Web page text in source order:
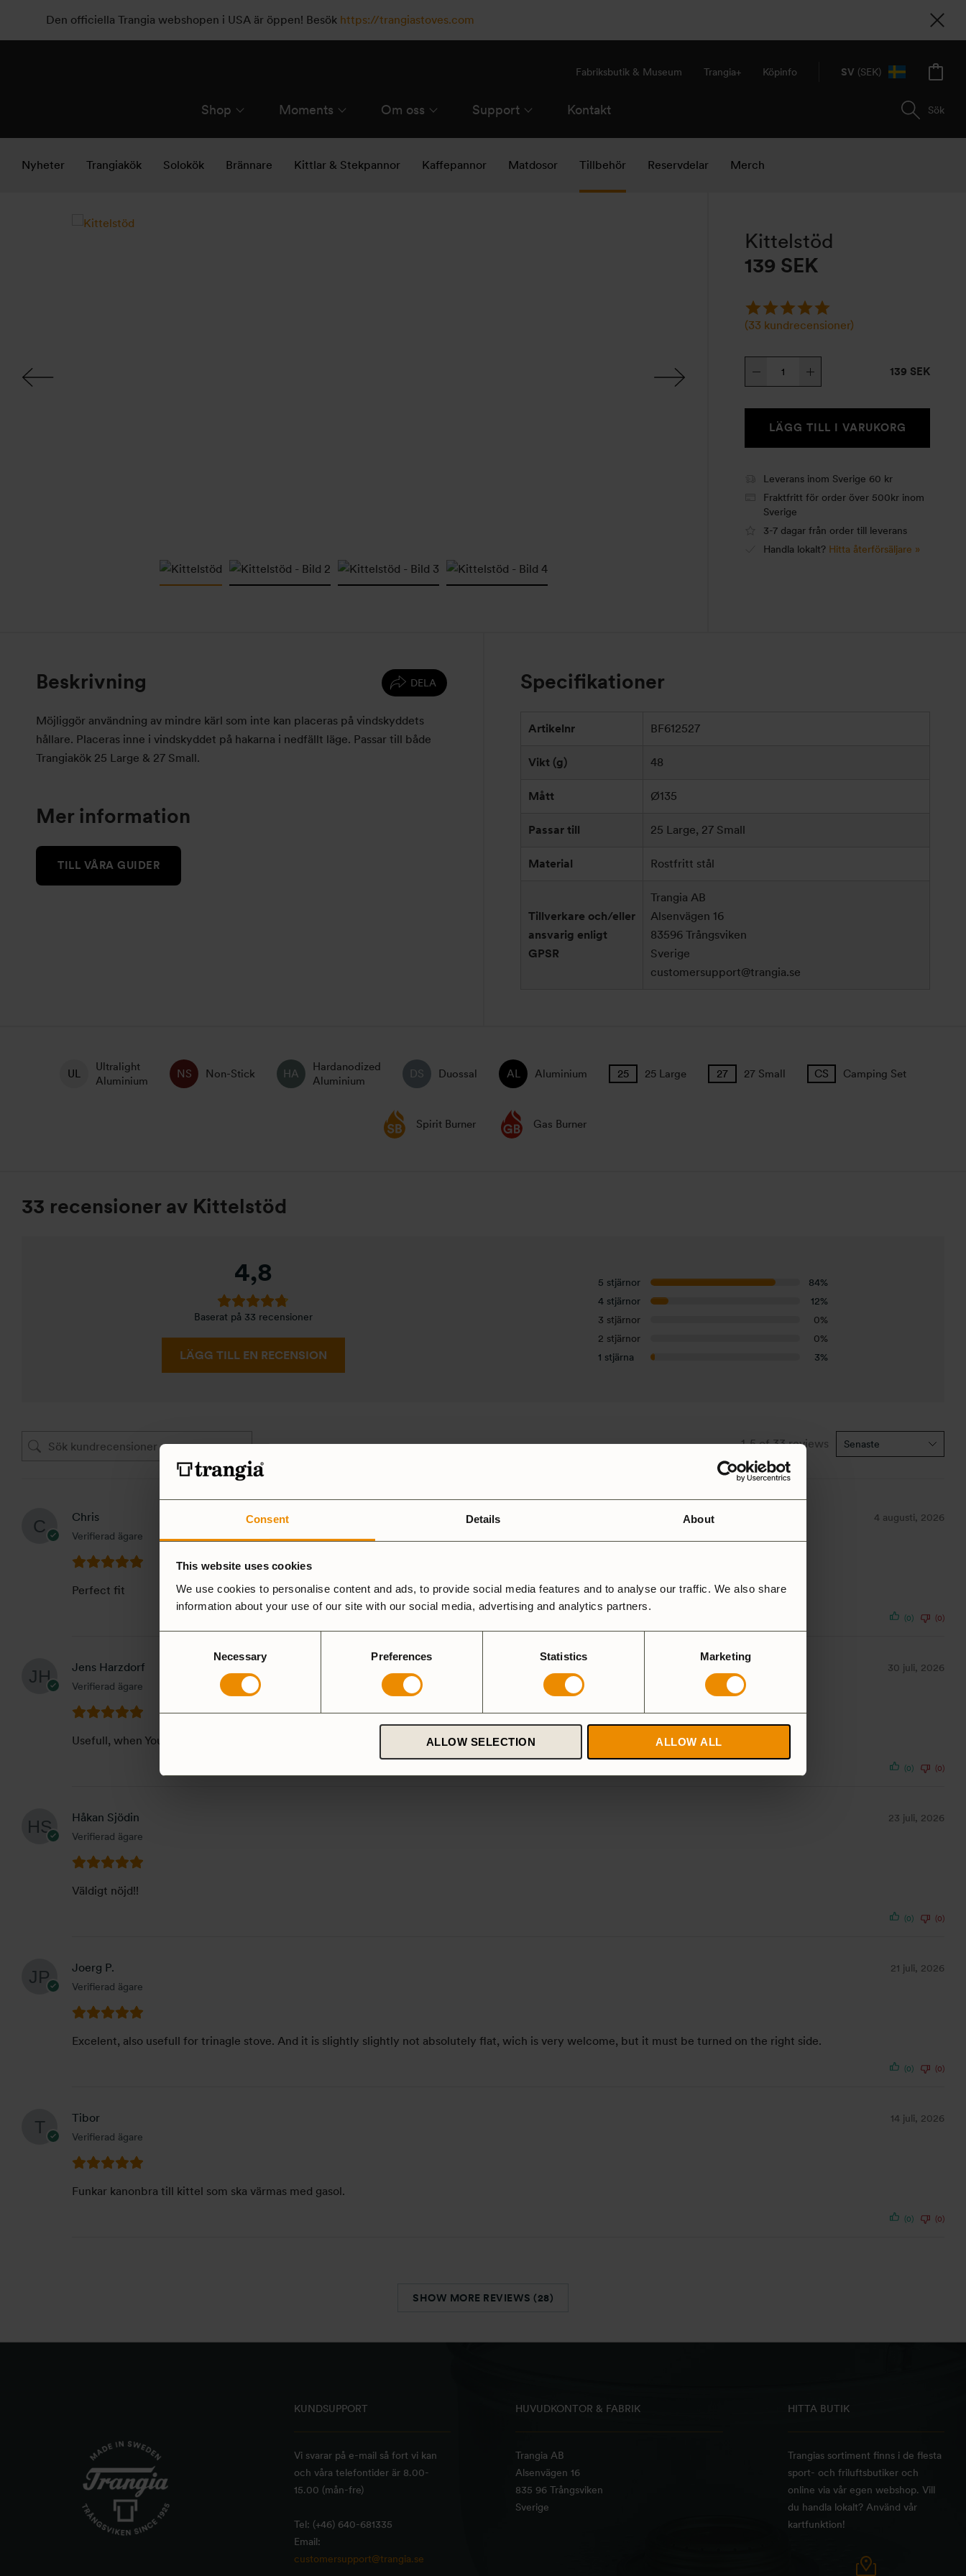
Consent Details About
This website uses cookies
We use cookies to personalise content and ads, to provide social media features and to analyse our traffic. We also share
information about your use of our site with our social media, advertising and analytics partners.
Necessary Preferences Statistics Marketing
ALLOW SELECTION ALLOW ALL
Den officiella Trangia webshopen i USA är öppen! Besök https://trangiastoves.com
Shop Moments Om oss Support Kontakt Sök
Fabriksbutik & Museum Trangia+ Köpinfo SV (SEK)
Nyheter Trangiakök Solokök Brännare Kittlar & Stekpannor Kaffepannor Matdosor Tillbehör Reservdelar Merch
Kittelstöd
139 SEK
(33 kundrecensioner)
Kittelstöd
mängd
139 SEK
LÄGG TILL I VARUKORG
Leverans inom Sverige 60 kr
Fraktfritt för order över 500kr inom
Sverige
3-7 dagar från order till leverans
Handla lokalt? Hitta återförsäljare »
DELA
Beskrivning
Möjliggör användning av mindre kärl som inte kan placeras på vindskyddets
hållare. Placeras inne i vindskyddet på hakarna i nedfällt läge. Passar till både
Trangiakök 25 Large & 27 Small.
Mer information
TILL VÅRA GUIDER
Specifikationer
Artikelnr BF612527
Vikt (g) 48
Mått Ø135
Passar till 25 Large, 27 Small
Material Rostfritt stål
Tillverkare och/eller
ansvarig enligt
GPSR
Trangia AB
Alsenvägen 16
83596 Trångsviken
Sverige
customersupport@trangia.se
Ultralight
Aluminium
Non-Stick
Hardanodized
Aluminium
Duossal Aluminium 25 Large 27 Small Camping Set
Spirit Burner Gas Burner
33 recensioner av Kittelstöd
4,8
Baserat på 33 recensioner
LÄGG TILL EN RECENSION
5 stjärnor
84%
4 stjärnor
12%
3 stjärnor
0%
2 stjärnor
0%
1 stjärna
3%
1-5 of 33 reviews
Chris
Verifierad ägare
4 augusti, 2026
Perfect fit
(0) (0)
Jens Harzdorf
Verifierad ägare
30 juli, 2026
Usefull, when You Need Coffee
(0) (0)
Håkan Sjödin
Verifierad ägare
23 juli, 2026
Väldigt nöjd!!
(0) (0)
Joerg P.
Verifierad ägare
21 juli, 2026
Excelent, also usefull for trinagle stove. And it is slightly slightly not absolutely flat, wich is very welcome, but it must be turned on the right side.
(0) (0)
Tibor
Verifierad ägare
14 juli, 2026
Funkar kanonbra till kittel som ska värmas med gasol.
(0) (0)
SHOW MORE REVIEWS (28)
KUNDSUPPORT
Vi svarar på e-mail så fort vi kan
och våra telefontider är 8.00-
15.00 (mån-fre)
Tel: (+46) 640-681335
Email:
customersupport@trangia.se
HUVUDKONTOR & FABRIK
Trangia AB
Alsenvägen 16
835 96 Trångsviken
Sverige
HITTA BUTIK
Trangias sortiment finns i de flesta
sport- och friluftsbutiker och
online via vår egen webshop. Vill
du handla lokalt? Använd vår
kartfunktion!